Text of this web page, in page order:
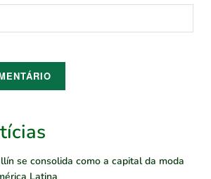
se consolida como a capital da moda